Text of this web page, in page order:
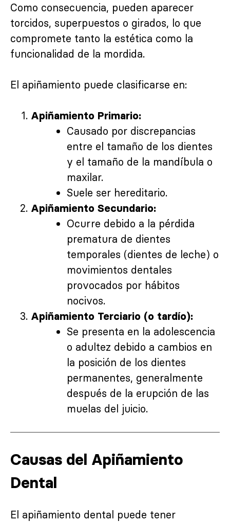
Como consecuencia, pueden aparecer
torcidos, superpuestos o girados, lo que
compromete tanto la estética como la
funcionalidad de la mordida.
El apiñamiento puede clasificarse en:
Apiñamiento Primario:
Causado por discrepancias
entre el tamaño de los dientes
y el tamaño de la mandíbula o
maxilar.
Suele ser hereditario.
Apiñamiento Secundario:
Ocurre debido a la pérdida
prematura de dientes
temporales (dientes de leche) o
movimientos dentales
provocados por hábitos
nocivos.
Apiñamiento Terciario (o tardío):
Se presenta en la adolescencia
o adultez debido a cambios en
la posición de los dientes
permanentes, generalmente
después de la erupción de las
muelas del juicio.
Causas del Apiñamiento
Dental
El apiñamiento dental puede tener